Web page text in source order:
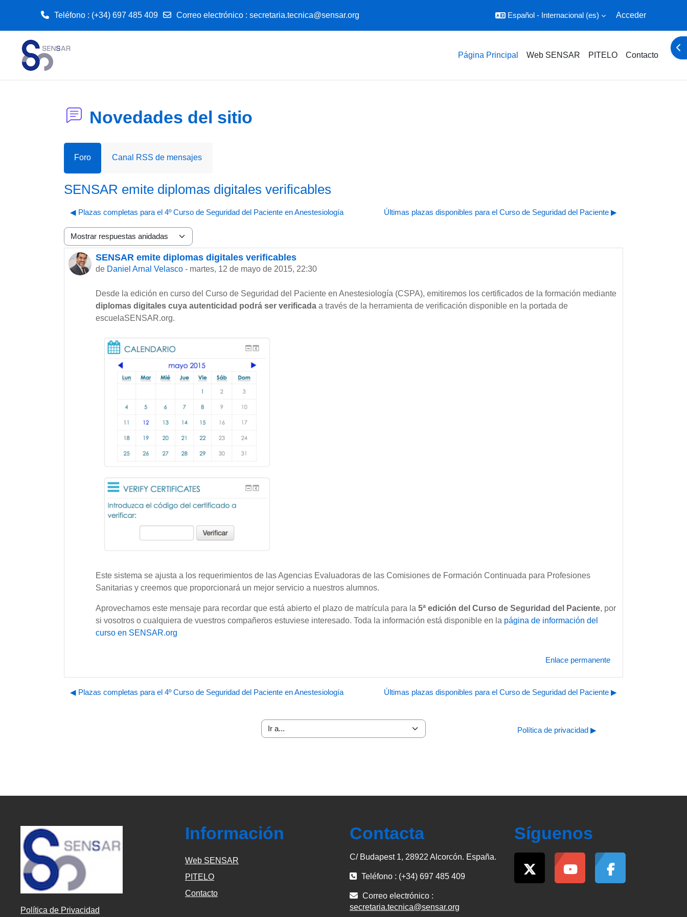
Teléfono : (+34) 697 485 409 Correo electrónico : secretaria.tecnica@sensar.org Español - Internacional ‎(es)‎ Acceder
Página Principal Web SENSAR PITELO Contacto
Novedades del sitio
Foro Canal RSS de mensajes
SENSAR emite diplomas digitales verificables
◀︎ Plazas completas para el 4º Curso de Seguridad del Paciente en Anestesiología Últimas plazas disponibles para el Curso de Seguridad del Paciente ▶︎
Mostrar modo
SENSAR emite diplomas digitales verificables
de Daniel Arnal Velasco - martes, 12 de mayo de 2015, 22:30
Número de respuestas: 0
Desde la edición en curso del Curso de Seguridad del Paciente en Anestesiología (CSPA), emitiremos los certificados de la formación mediante
diplomas digitales cuya autenticidad podrá ser verificada a través de la herramienta de verificación disponible en la portada de
escuelaSENSAR.org.
Este sistema se ajusta a los requerimientos de las Agencias Evaluadoras de las Comisiones de Formación Continuada para Profesiones
Sanitarias y creemos que proporcionará un mejor servicio a nuestros alumnos.
Aprovechamos este mensaje para recordar que está abierto el plazo de matrícula para la 5ª edición del Curso de Seguridad del Paciente, por
si vosotros o cualquiera de vuestros compañeros estuviese interesado. Toda la información está disponible en la página de información del
curso en SENSAR.org
Enlace permanente
◀︎ Plazas completas para el 4º Curso de Seguridad del Paciente en Anestesiología Últimas plazas disponibles para el Curso de Seguridad del Paciente ▶︎
Ir a... Política de privacidad ▶︎
Política de Privacidad
Información
Web SENSAR
PITELO
Contacto
Contacta
C/ Budapest 1, 28922 Alcorcón. España.
Teléfono : (+34) 697 485 409
Correo electrónico :
secretaria.tecnica@sensar.org
Síguenos